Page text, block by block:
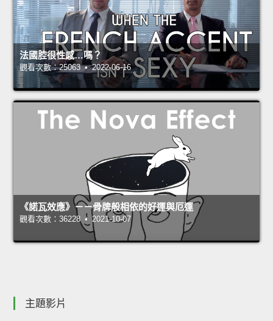
法國腔很性感…嗎？
觀看次數：25063 • 2022-06-16
《諾瓦效應》－－骨牌般相依的好運與厄運
觀看次數：36228 • 2021-10-07
主題影片